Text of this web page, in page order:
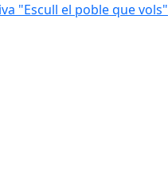
"Escull el poble que vols"